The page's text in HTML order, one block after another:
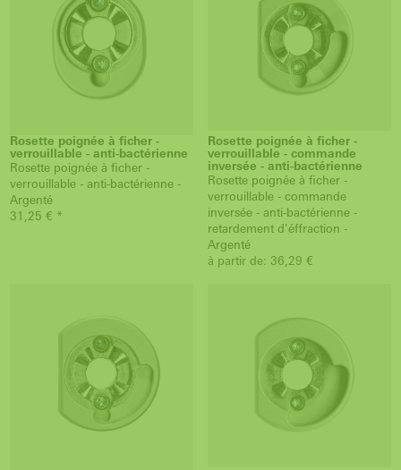
Rosette poignée à ficher -
verrouillable - anti-bactérienne
Rosette poignée à ficher -
verrouillable - anti-bactérienne -
Argenté
31,25 € *
Rosette poignée à ficher -
verrouillable - commande
inversée - anti-bactérienne
Rosette poignée à ficher -
verrouillable - commande
inversée - anti-bactérienne -
retardement d'éffraction -
Argenté
à partir de: 36,29 €